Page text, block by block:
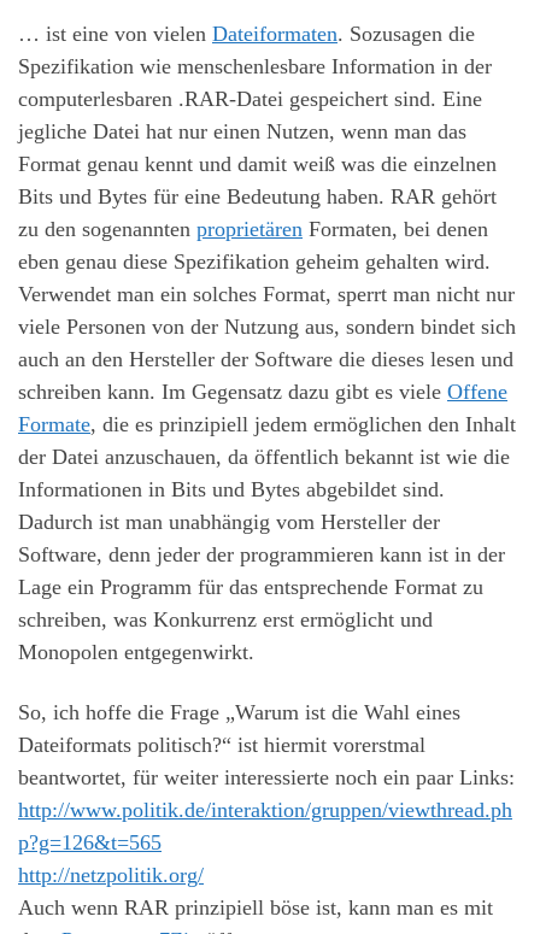
… ist eine von vielen Dateiformaten. Sozusagen die
Spezifikation wie menschenlesbare Information in der
computerlesbaren .RAR-Datei gespeichert sind. Eine
jegliche Datei hat nur einen Nutzen, wenn man das
Format genau kennt und damit weiß was die einzelnen
Bits und Bytes für eine Bedeutung haben. RAR gehört
zu den sogenannten proprietären Formaten, bei denen
eben genau diese Spezifikation geheim gehalten wird.
Verwendet man ein solches Format, sperrt man nicht nur
viele Personen von der Nutzung aus, sondern bindet sich
auch an den Hersteller der Software die dieses lesen und
schreiben kann. Im Gegensatz dazu gibt es viele Offene
Formate, die es prinzipiell jedem ermöglichen den Inhalt
der Datei anzuschauen, da öffentlich bekannt ist wie die
Informationen in Bits und Bytes abgebildet sind.
Dadurch ist man unabhängig vom Hersteller der
Software, denn jeder der programmieren kann ist in der
Lage ein Programm für das entsprechende Format zu
schreiben, was Konkurrenz erst ermöglicht und
Monopolen entgegenwirkt.
So, ich hoffe die Frage „Warum ist die Wahl eines
Dateiformats politisch?“ ist hiermit vorerstmal
beantwortet, für weiter interessierte noch ein paar Links:
http://www.politik.de/interaktion/gruppen/viewthread.ph
p?g=126&t=565
http://netzpolitik.org/
Auch wenn RAR prinzipiell böse ist, kann man es mit